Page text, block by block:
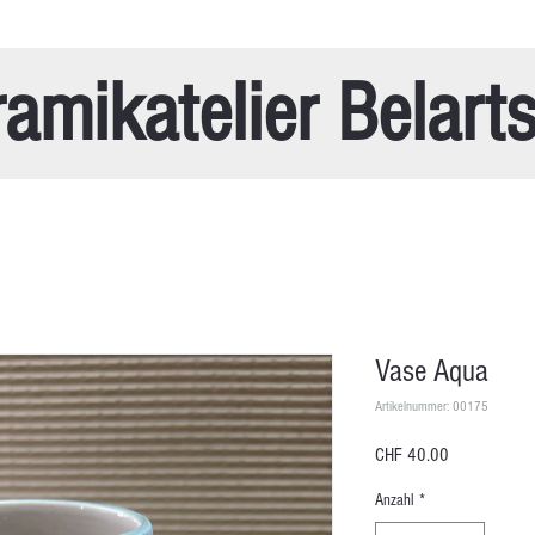
Vase Aqua
Artikelnummer: 00175
CHF 40.00
Anzahl *